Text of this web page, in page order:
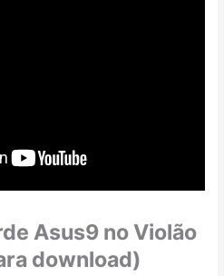
Asus9 no Violão
download)